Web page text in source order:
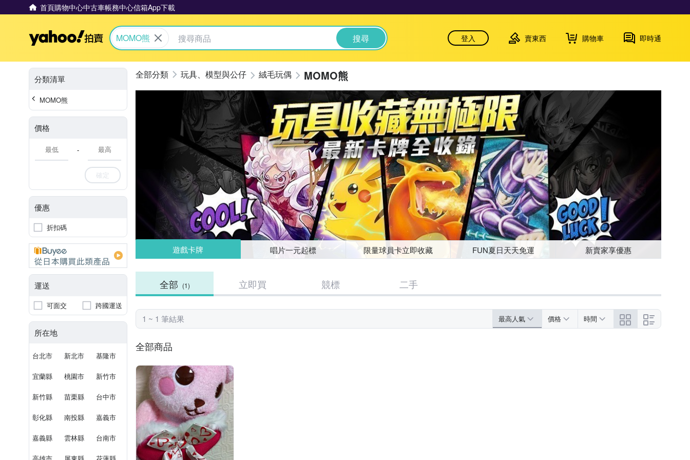
首頁購物中心中古車帳務中心信箱App下載
Yahoo拍賣
MOMO熊 搜尋 登入 賣東西 購物車 即時通
分類清單
MOMO熊
價格
-
確定
優惠
折扣碼
運送
可面交 跨國運送
所在地
台北市 新北市 基隆市
宜蘭縣 桃園市 新竹市
新竹縣 苗栗縣 台中市
彰化縣 南投縣 嘉義市
嘉義縣 雲林縣 台南市
玩具、模型與公仔 絨毛玩偶 MOMO熊
遊戲卡牌 唱片一元起標 限量球員卡立即收藏 FUN夏日天天免運 新賣家享優惠
全部 (1) 立即買 競標 二手
1 ~ 1 筆結果 最高人氣 價格 時間
全部商品